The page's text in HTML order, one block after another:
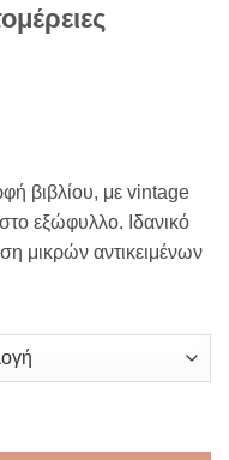
βιβλίου, με vintage
εξώφυλλο. Ιδανικό
μικρών αντικειμένων
σχέδιο και χρυσές